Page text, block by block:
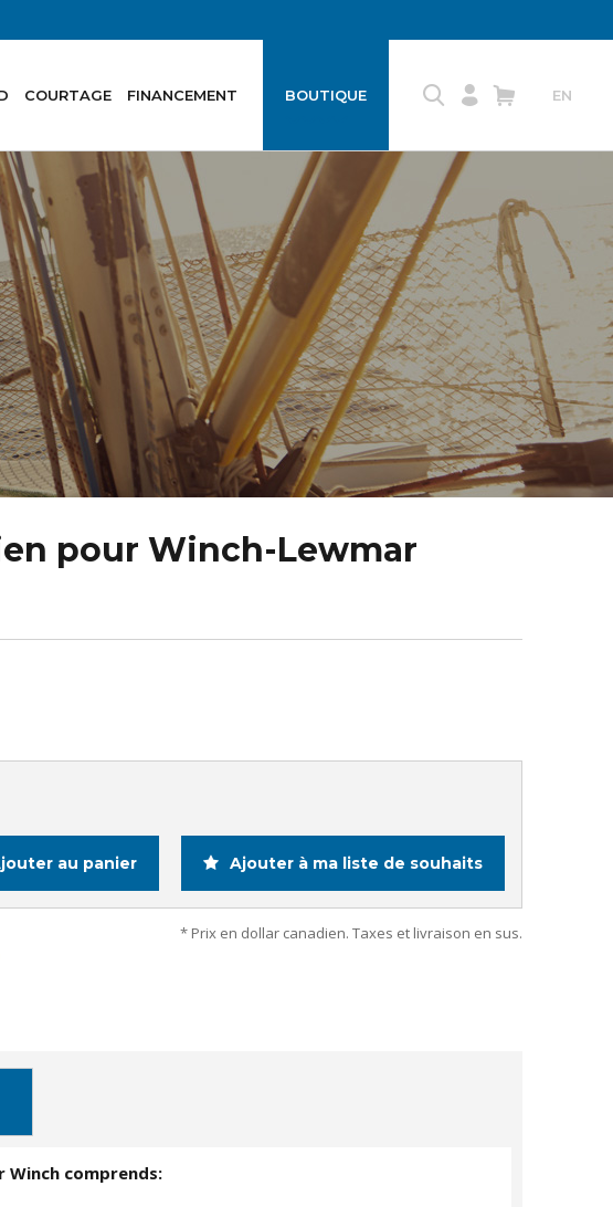
COURTAGE FINANCEMENT BOUTIQUE EN
pour Winch-Lewmar
au panier Ajouter à ma liste de souhaits
* Prix en dollar canadien. Taxes et livraison en sus.
comprends: